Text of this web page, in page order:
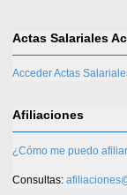
Actas Salariales
Acceder Actas
Afiliaciones
¿Cómo me puedo
Consultas: